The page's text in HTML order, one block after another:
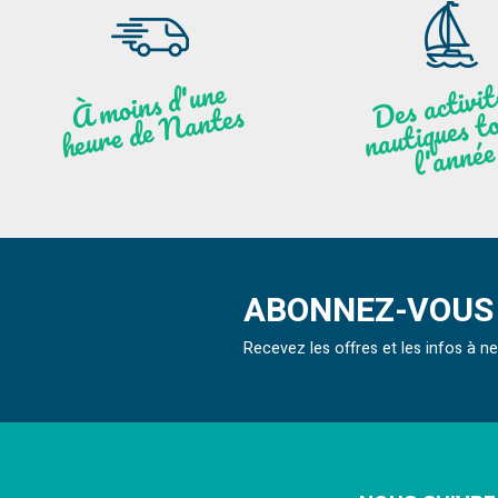
À
moi
ns
d'u
ne
heu
re
de
N
a
ntes quesnée
ABONNEZ-
Recevez les offres et les infos à